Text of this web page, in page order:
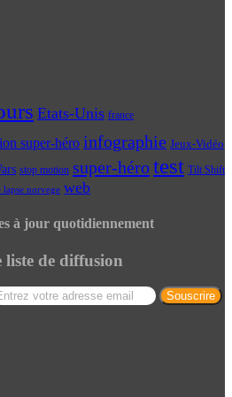
Etats-Unis france
super-héro infographie Jeux-Vidéo
stop motion super-hérotest Tilt Shift
lapse norvege web
à jour quotidiennement
liste de diffusion